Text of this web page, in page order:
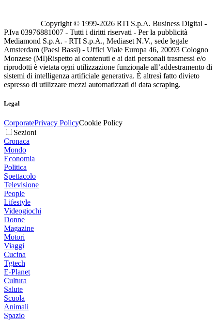
Copyright © 1999-2026 RTI S.p.A. Business Digital -
P.Iva 03976881007 - Tutti i diritti riservati - Per la pubblicità
Mediamond S.p.A. - RTI S.p.A., Mediaset N.V., sede legale
Amsterdam (Paesi Bassi) - Uffici Viale Europa 46, 20093 Cologno
Monzese (MI)Rispetto ai contenuti e ai dati personali trasmessi e/o
riprodotti è vietata ogni utilizzazione funzionale all’addestramento di
sistemi di intelligenza artificiale generativa. È altresì fatto divieto
espresso di utilizzare mezzi automatizzati di data scraping.
Legal
CorporatePrivacy PolicyCookie Policy
Sezioni
Cronaca
Mondo
Economia
Politica
Spettacolo
Televisione
People
Lifestyle
Videogiochi
Donne
Magazine
Motori
Viaggi
Cucina
Tgtech
E-Planet
Cultura
Salute
Scuola
Animali
Spazio